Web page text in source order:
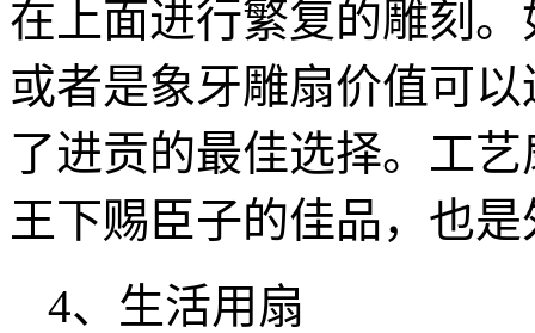
在上面进行繁复的雕刻。
或者是象牙雕扇价值可
了进贡的最佳选择。工
王下赐臣子的佳品，也
4、生活用扇